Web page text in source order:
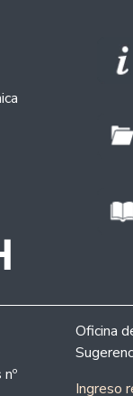
Oficina
Ingreso